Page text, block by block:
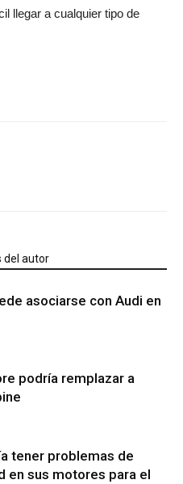
llegar a cualquier tipo de
del autor
asociarse con Audi en
podría remplazar a
tener problemas de
en sus motores para el